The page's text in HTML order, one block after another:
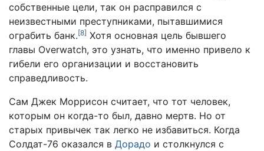
собственные цели, так он расправился с
неизвестными преступниками, пытавшимися
ограбить банк.[8] Хотя основная цель бывшего
главы Overwatch, это узнать, что именно привело к
гибели его организации и восстановить
справедливость.
Сам Джек Моррисон считает, что тот человек,
которым он когда-то был, давно мертв. Но от
старых привычек так легко не избавиться. Когда
Солдат-76 оказался в Дорадо и столкнулся с